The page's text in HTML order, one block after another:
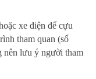
xe điện để cựu
tham quan (số
nên lưu ý người tham